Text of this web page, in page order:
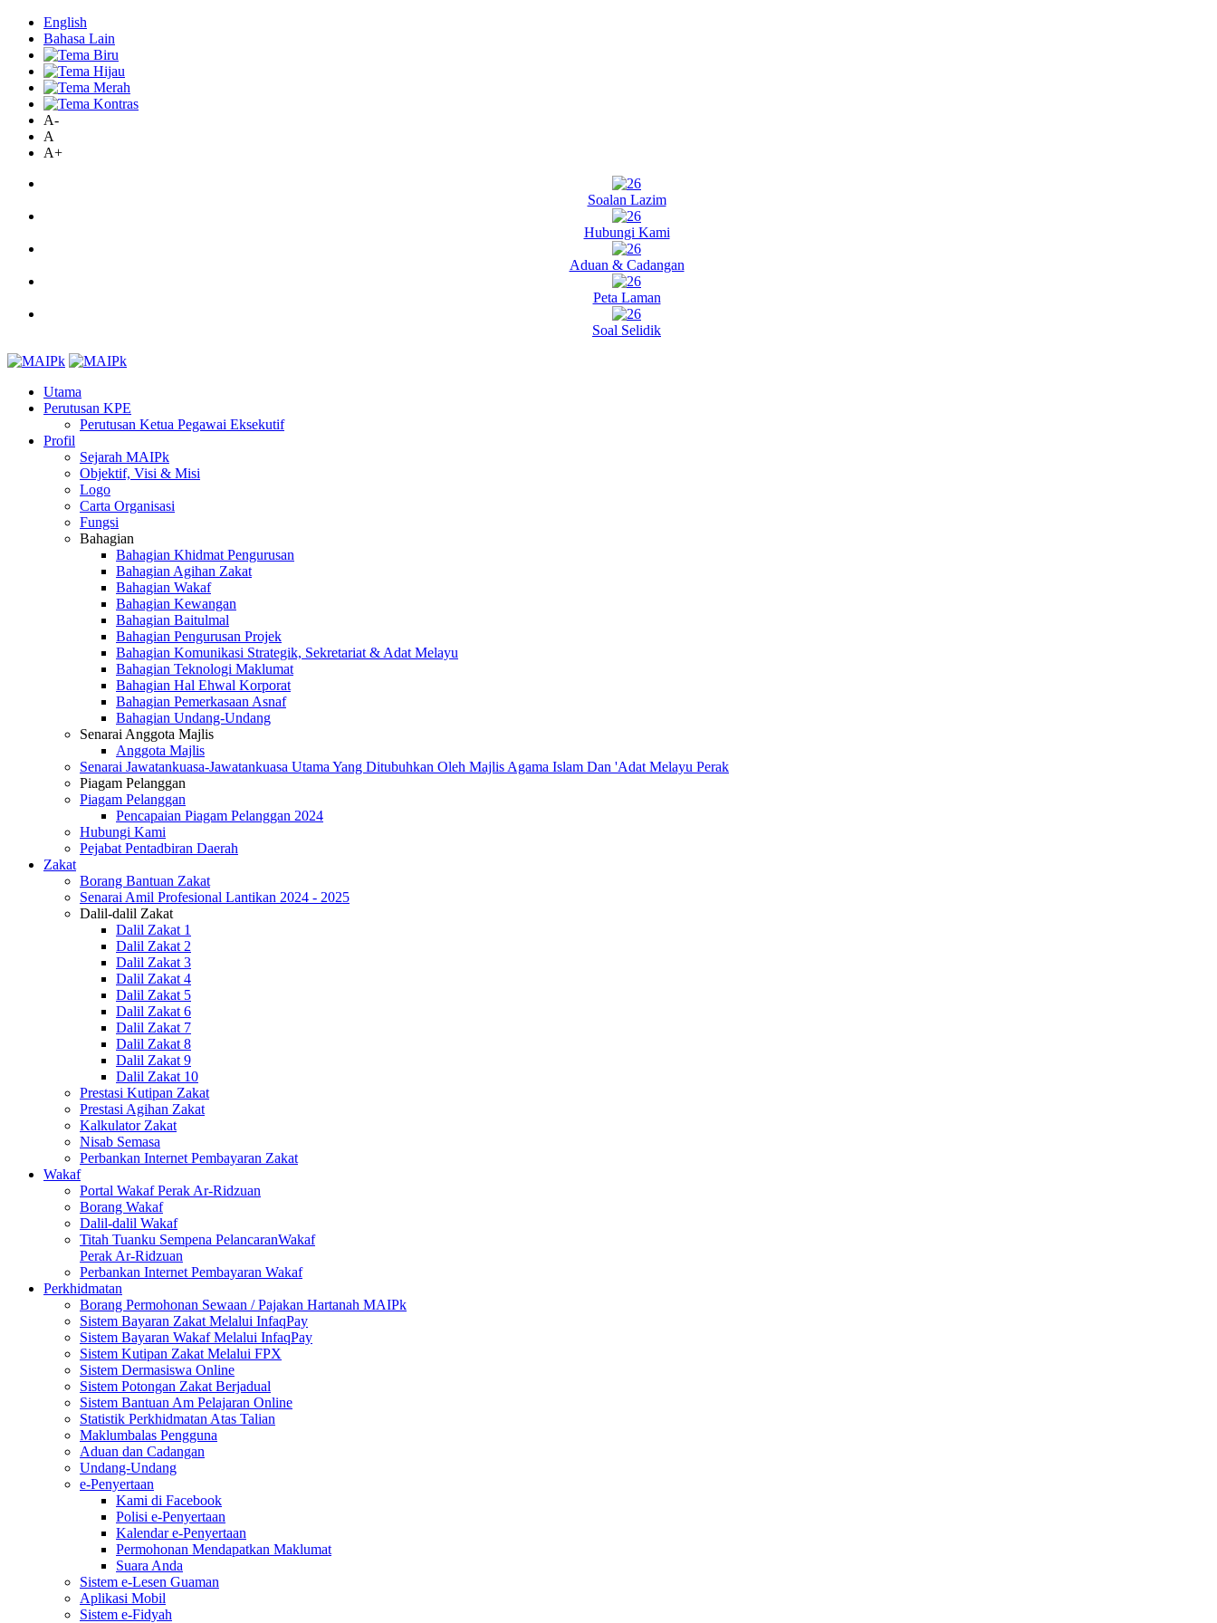
English
Bahasa Lain
A-
A
A+
Soalan Lazim
Hubungi Kami
Aduan & Cadangan
Peta Laman
Soal Selidik
Utama
Perutusan KPE
Perutusan Ketua Pegawai Eksekutif
Profil
Sejarah MAIPk
Objektif, Visi & Misi
Logo
Carta Organisasi
Fungsi
Bahagian
Bahagian Khidmat Pengurusan
Bahagian Agihan Zakat
Bahagian Wakaf
Bahagian Kewangan
Bahagian Baitulmal
Bahagian Pengurusan Projek
Bahagian Komunikasi Strategik, Sekretariat & Adat Melayu
Bahagian Teknologi Maklumat
Bahagian Hal Ehwal Korporat
Bahagian Pemerkasaan Asnaf
Bahagian Undang-Undang
Senarai Anggota Majlis
Anggota Majlis
Senarai Jawatankuasa-Jawatankuasa Utama Yang Ditubuhkan Oleh Majlis Agama Islam Dan 'Adat Melayu Perak
Piagam Pelanggan
Piagam Pelanggan
Pencapaian Piagam Pelanggan 2024
Hubungi Kami
Pejabat Pentadbiran Daerah
Zakat
Borang Bantuan Zakat
Senarai Amil Profesional Lantikan 2024 - 2025
Dalil-dalil Zakat
Dalil Zakat 1
Dalil Zakat 2
Dalil Zakat 3
Dalil Zakat 4
Dalil Zakat 5
Dalil Zakat 6
Dalil Zakat 7
Dalil Zakat 8
Dalil Zakat 9
Dalil Zakat 10
Prestasi Kutipan Zakat
Prestasi Agihan Zakat
Kalkulator Zakat
Nisab Semasa
Perbankan Internet Pembayaran Zakat
Wakaf
Portal Wakaf Perak Ar-Ridzuan
Borang Wakaf
Dalil-dalil Wakaf
Titah Tuanku Sempena PelancaranWakaf
Perak Ar-Ridzuan
Perbankan Internet Pembayaran Wakaf
Perkhidmatan
Borang Permohonan Sewaan / Pajakan Hartanah MAIPk
Sistem Bayaran Zakat Melalui InfaqPay
Sistem Bayaran Wakaf Melalui InfaqPay
Sistem Kutipan Zakat Melalui FPX
Sistem Dermasiswa Online
Sistem Potongan Zakat Berjadual
Sistem Bantuan Am Pelajaran Online
Statistik Perkhidmatan Atas Talian
Maklumbalas Pengguna
Aduan dan Cadangan
Undang-Undang
e-Penyertaan
Kami di Facebook
Polisi e-Penyertaan
Kalendar e-Penyertaan
Permohonan Mendapatkan Maklumat
Suara Anda
Sistem e-Lesen Guaman
Aplikasi Mobil
Sistem e-Fidyah